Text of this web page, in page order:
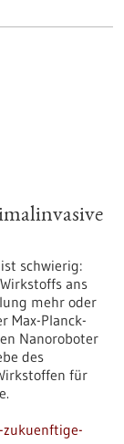
schwierig:
ans
mehr oder
Max-Planck-
Nanoroboter
des
für